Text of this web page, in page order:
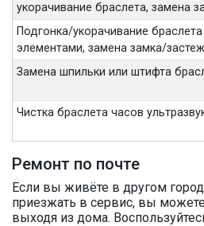
укорачивание браслета, замена
Подгонка/укорачивание
элементами, замена замка/
Замена шпильки или штифта
Чистка браслета часов
Ремонт по почте
Если вы живёте в другом
приезжать в сервис, вы
выходя из дома.